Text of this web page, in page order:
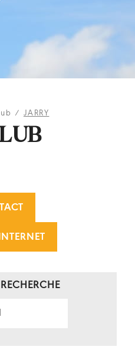
/ JARRY